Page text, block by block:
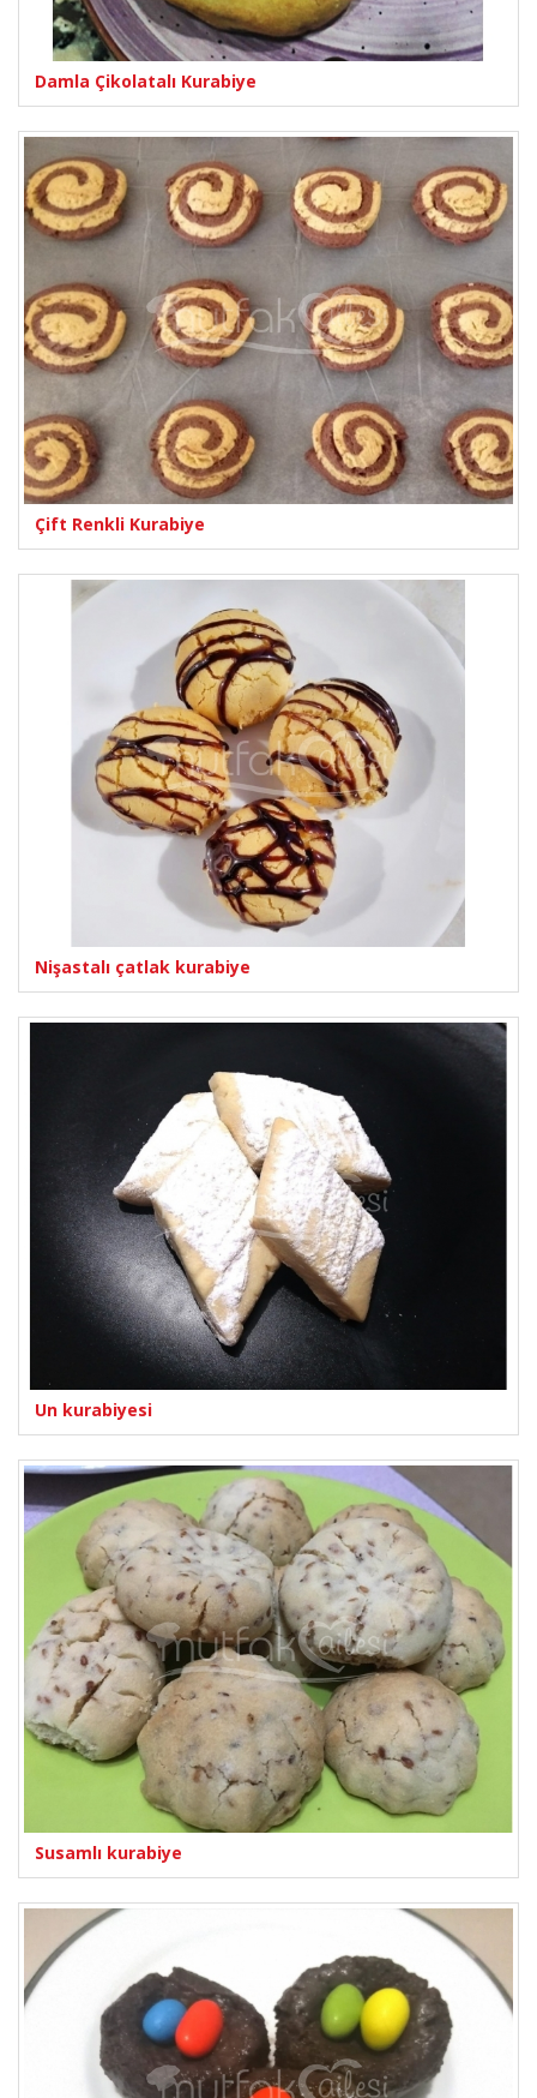
Damla Çikolatalı Kurabiye
Çift Renkli Kurabiye
Nişastalı çatlak kurabiye
Un kurabiyesi
Susamlı kurabiye